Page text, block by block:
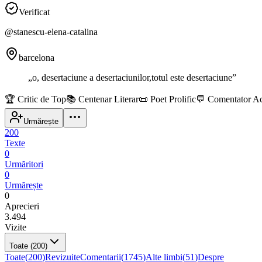
Verificat
@stanescu-elena-catalina
barcelona
„o, desertaciune a desertaciunilor,totul este desertaciune”
🏆 Critic de Top📚 Centenar Literar📜 Poet Prolific💬 Comentator
Urmărește
200
Texte
0
Urmăritori
0
Urmărește
0
Aprecieri
3.494
Vizite
Toate (200)
Toate(200)RevizuiteComentarii(1745)Alte limbi(51)Despre